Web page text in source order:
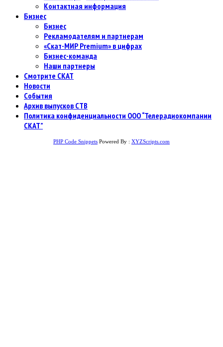
Контактная информация
Бизнес
Бизнес
Рекламодателям и партнерам
«Скат-МИР Premium» в цифрах
Бизнес-команда
Наши партнеры
Смотрите СКАТ
Новости
События
Архив выпусков СТВ
Политика конфиденциальности ООО “Телерадиокомпании
СКАТ”
PHP Code Snippets Powered By : XYZScripts.com